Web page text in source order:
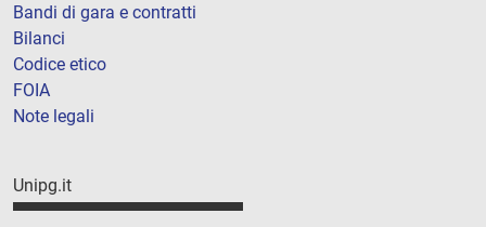
Bandi di gara e contratti
Bilanci
Codice etico
FOIA
Note legali
Unipg.it